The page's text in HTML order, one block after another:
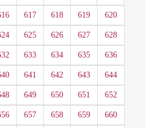
617 618 619 620
625 626 627 628
633 634 635 636
641 642 643 644
649 650 651 652
657 658 659 660